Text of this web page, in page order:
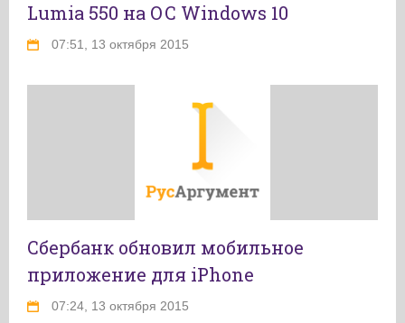
Lumia 550 на ОС Windows 10
07:51, 13 октября 2015
Сбербанк обновил мобильное
приложение для iPhone
07:24, 13 октября 2015